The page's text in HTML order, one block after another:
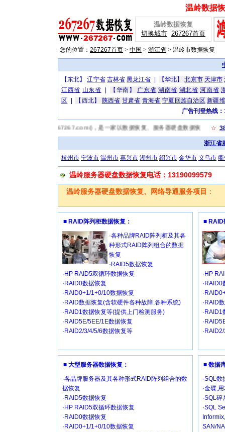
温岭数据
温岭数据恢复
切换城市 267267首页
您的位置： 267267首页 > 中国 > 浙江省 > 温岭市数据恢复
【东北】辽宁省 吉林省 黑龙江省 【华北】北京市 天津市
江西省 山东省 【华南】 广东省 湖南省 湖北省 河南省
区
【西北】 陕西省 甘肃省 青海省 宁夏回族自治区 新疆
广告刊登热线
复网(http://www.267267.com/)，是一家以数据恢复、服务器硬盘数据恢复、电☆
浙江省
杭州市 宁波市 温州市 嘉兴市 湖州市 绍兴市 金华市 义乌市
温岭服务器硬盘数据恢复电话：13190099579
温岭服务器硬盘数据恢复、网络导通服务项目 ：
■ RAID阵列柜数据恢复：
·各种品牌RAID阵列柜及其各
种形式RAID阵列组合的数据
恢复
·RAID5数据恢复
·HP RAID5双循环数据恢复
·RAID0数据恢复
·RAID0+1/1+0/10数据恢复
·RAID数据恢复(含软硬件各种故障,各种系统)
·RAID1数据恢复等(提供上门检测服务)
·RAID5E/5EE/1E数据恢复
·RAID2/3/4/5/6数据恢复等
■ RAID
·HP
·RAID0
·RAID
■ 大型服务器数据恢复：
·各品牌服务器及其各种形式RAID阵列组合的数
据恢复
·RAID5数据恢复
·HP RAID5双循环数据恢复
·RAID0数据恢复
·RAID0+1/1+0/10数据恢复
■ 数据
·SQL
·金碟,
·SQL
·SQL
SAN/